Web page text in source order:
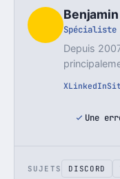
Spécialiste
Depuis
XLinkedIn
Une
SUJETS DISCORD